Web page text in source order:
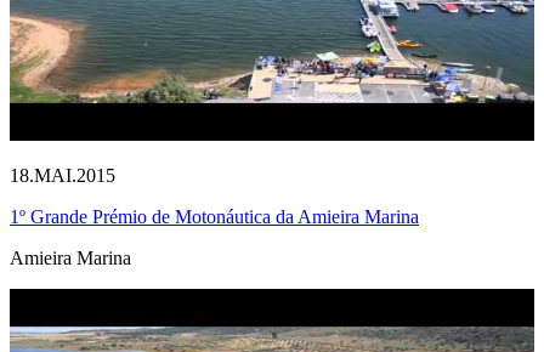
18.MAI.2015
1º Grande Prémio de Motonáutica da Amieira Marina
Amieira Marina